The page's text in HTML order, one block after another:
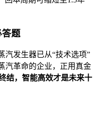
题
汽发生器已从“技术选项”
汽革命的企业，正用真金
结，智能高效才是未来十